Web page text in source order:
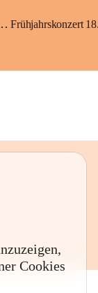
– Jubiläumsfest Frühjahrskonzert
Cookies